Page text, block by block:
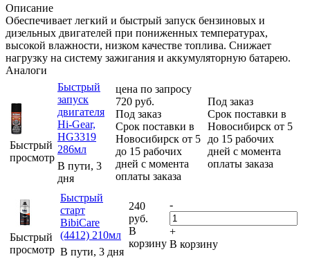
Описание
Обеспечивает легкий и быстрый запуск бензиновых и
дизельных двигателей при пониженных температурах,
высокой влажности, низком качестве топлива. Снижает
нагрузку на систему зажигания и аккумуляторную батарею.
Аналоги
Быстрый
просмотр
Быстрый
запуск
двигателя
Hi-Gear,
HG3319
286мл
В пути, 3
дня
цена по запросу
720 руб.
Под заказ
Срок поставки в
Новосибирск от 5
до 15 рабочих
дней с момента
оплаты заказа
Под заказ
Срок поставки в
Новосибирск от 5
до 15 рабочих
дней с момента
оплаты заказа
Быстрый
просмотр
Быстрый
старт
BibiCare
(4412) 210мл
В пути, 3 дня
240
руб.
В
корзину
-
+
В корзину